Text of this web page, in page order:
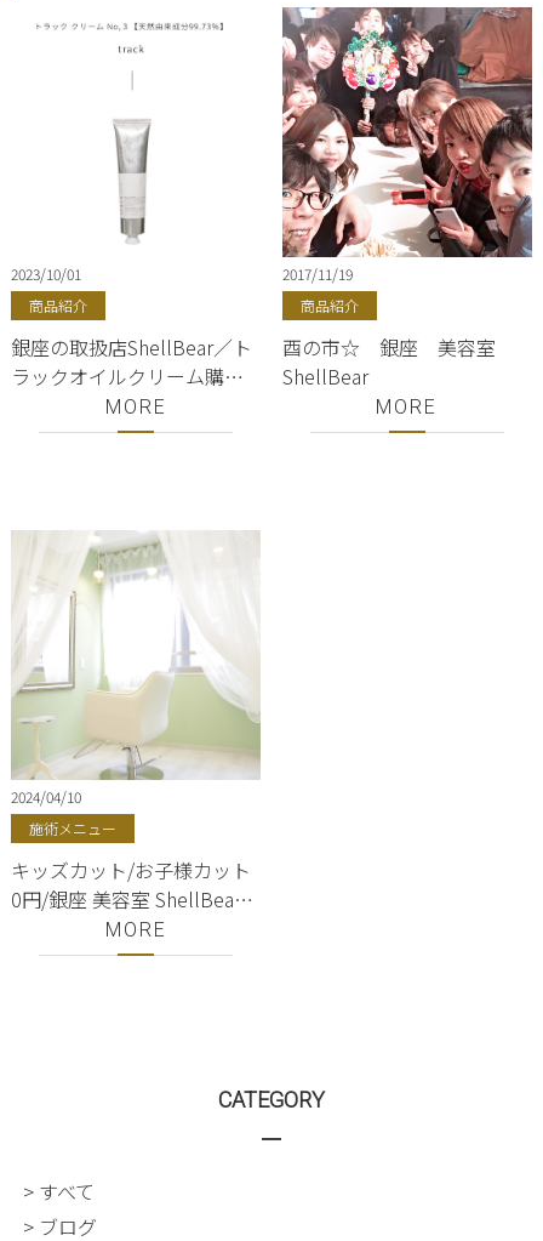
2023/10/01
商品紹介
銀座の取扱店ShellBear／ト
ラックオイルクリーム購入
のみ来店OK！銀座美容院
ShellBear／NO.3金木犀の香
MORE
2017/11/19
商品紹介
酉の市☆ 銀座 美容室
ShellBear
MORE
2024/04/10
施術メニュー
キッズカット/お子様カット
0円/銀座 美容室 ShellBear
【銀座・東銀座・中央区・
美容室】豊洲／築地／勝ど
MORE
CATEGORY
> すべて
> ブログ